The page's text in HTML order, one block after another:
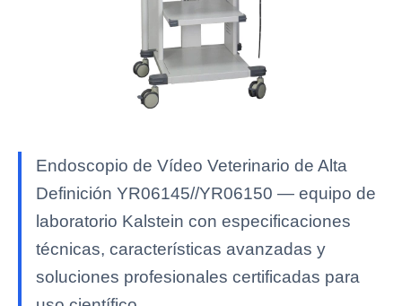
Endoscopio de Vídeo Veterinario de Alta
Definición YR06145//YR06150 — equipo de
laboratorio Kalstein con especificaciones
técnicas, características avanzadas y
soluciones profesionales certificadas para